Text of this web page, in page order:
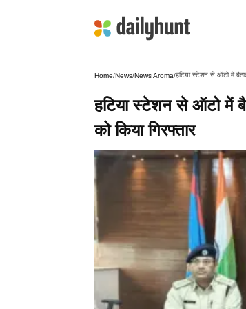
Home/News/News Aroma/हटिया स्टेशन से ऑटो में
हटिया स्टेशन से ऑटो में
को किया गिरफ्तार